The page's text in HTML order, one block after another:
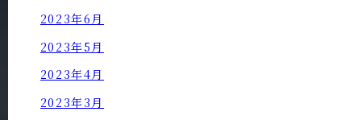
2023年6月
2023年5月
2023年4月
2023年3月